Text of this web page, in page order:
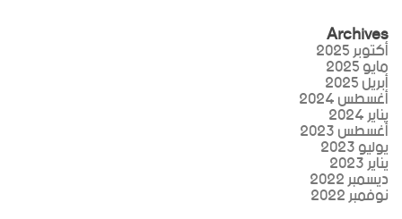
Archives
أكتوبر 2025
مايو 2025
أبريل 2025
أغسطس 2024
يناير 2024
أغسطس 2023
يوليو 2023
يناير 2023
ديسمبر 2022
نوفمبر 2022